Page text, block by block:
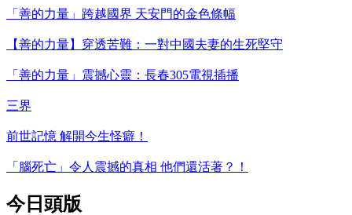
「善的力量」跨越國界 天安門的金色條幅
【善的力量】穿透苦難：一對中國夫妻的生死堅守
「善的力量」震撼心靈：長春305電視插播
三界
前世記憶 解開今生怪癖！
「腦死亡」令人震撼的真相 他們還活著？！
今日頭版